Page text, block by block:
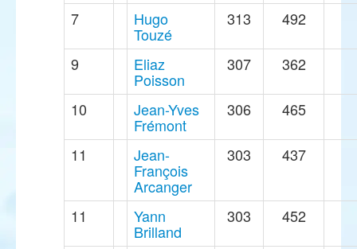
7 Hugo
Touzé
313 492
9 Eliaz
Poisson
307 362
10 Jean-Yves
Frémont
306 465
11 Jean-
François
Arcanger
303 437
11 Yann
Brilland
303 452